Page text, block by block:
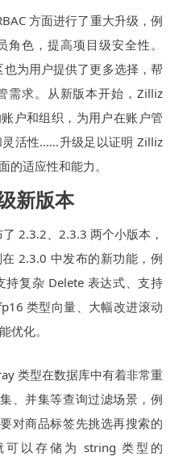
方面进行了重大升级，例
色，提高项目级安全性。
为用户提供了更多选择，帮
需求。从新版本开始，Zilliz
户和组织，为用户在账户管
活性……升级足以证明 Zilliz
的适应性和能力。
新版本
2.3.2、2.3.3 两个小版本，
2.3.0 中发布的新功能，例
复杂 Delete 表达式、支持
类型向量、大幅改进滚动
优化。
类型在数据库中有着非常重
、并集等查询过滤场景，例
对商品标签先挑选再搜索的
以存储为 string 类型的